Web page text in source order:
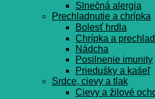
Slnečná alergia
Prechladnutie a chrípka
Bolesť hrdla
Chrípka a
Nádcha
Posilnenie imunity
Priedušky a kašeľ
Srdce, cievy a tlak
Cievy a žilové